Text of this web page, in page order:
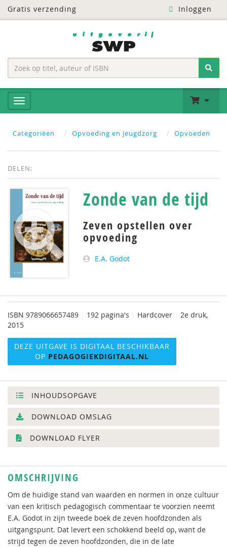
Gratis verzending Inloggen
Categoriëen Opvoeding en Jeugdzorg Opvoeden
DELEN:
Zonde van de tijd
Zeven opstellen over
opvoeding
E.A. Godot
ISBN 9789066657489 192 pagina's Hardcover
2e druk,
2015
DEZE UITGAVE IS DIGITAAL BESCHIKBAAR
OP PEDAGOGIEKDIGITAAL.NL
INHOUDSOPGAVE
DOWNLOAD OMSLAG
DOWNLOAD FLYER
OMSCHRIJVING
Om de huidige stand van waarden en normen in onze cultuur
van een kritisch pedagogisch commentaar te voorzien neemt
E.A. Godot in zijn tweede boek de zeven hoofdzonden als
uitgangspunt. Dat levert een schokkend beeld op, want de
strijd tegen de zeven hoofdzonden, die in de late